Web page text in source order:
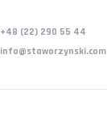
+48 (22) 290 55 44
info@staworzynski.com